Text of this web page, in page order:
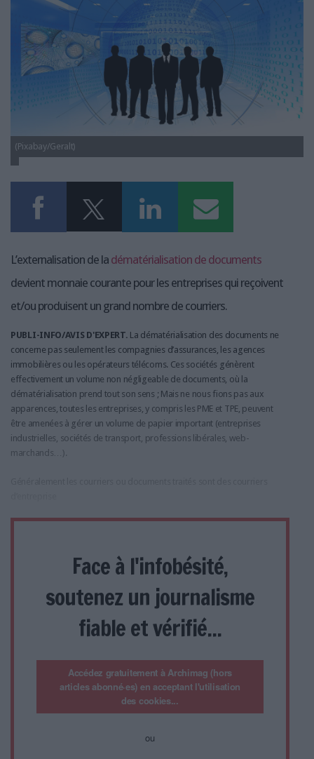
LES GUIDES PRATIQUES
L'ESPACE EMPLOI
L'AGENDA
L'ANNUAIRE DES ACTEURS
LES LIVRES BLANCS
NOS OFFRES D'ABONNEMENTS
(Pixabay/Geralt)
L’externalisation de la dématérialisation de documents
devient monnaie courante pour les entreprises qui reçoivent
et/ou produisent un grand nombre de courriers.
PUBLI-INFO/AVIS D'EXPERT. La dématérialisation des documents ne
concerne pas seulement les compagnies d’assurances, les agences
immobilières ou les opérateurs télécoms. Ces sociétés génèrent
effectivement un volume non négligeable de documents, où la
dématérialisation prend tout son sens ; Mais ne nous fions pas aux
apparences, toutes les entreprises, y compris les PME et TPE, peuvent
être amenées à gérer un volume de papier important (entreprises
industrielles, sociétés de transport, professions libérales, web-
marchands…).
Face à l'infobésité,
soutenez un journalisme
fiable et vérifié...
Accédez gratuitement à Archimag (hors
articles abonné·es) en acceptant l'utilisation
des cookies...
ou